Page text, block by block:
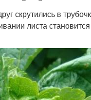
скрутились в
листа